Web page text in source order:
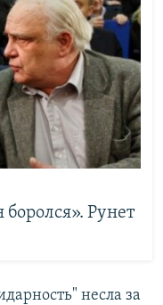
боролся». Рунет
несла за